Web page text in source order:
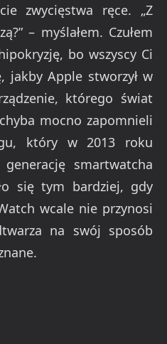
zwycięstwa ręce. „Z
– myślałem. Czułem
bo wszyscy Ci
jakby Apple stworzył w
którego świat
mocno zapomnieli
który w 2013 roku
generację smartwatcha
się tym bardziej, gdy
wcale nie przynosi
na swój sposób